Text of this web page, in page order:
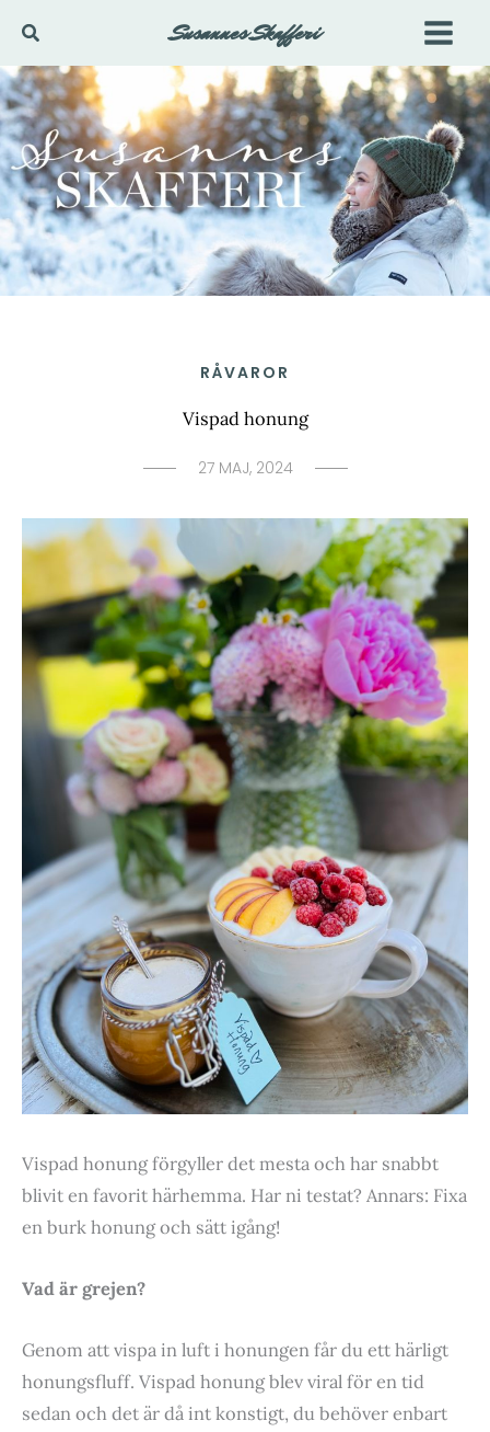
innehåll
Sök Susannes Skafferi
RÅVAROR
Vispad honung
27 MAJ, 2024
Vispad honung förgyller det mesta och har snabbt
blivit en favorit härhemma. Har ni testat? Annars: Fixa
en burk honung och sätt igång!
Vad är grejen?
Genom att vispa in luft i honungen får du ett härligt
honungsfluff. Vispad honung blev viral för en tid
sedan och det är då int konstigt, du behöver enbart